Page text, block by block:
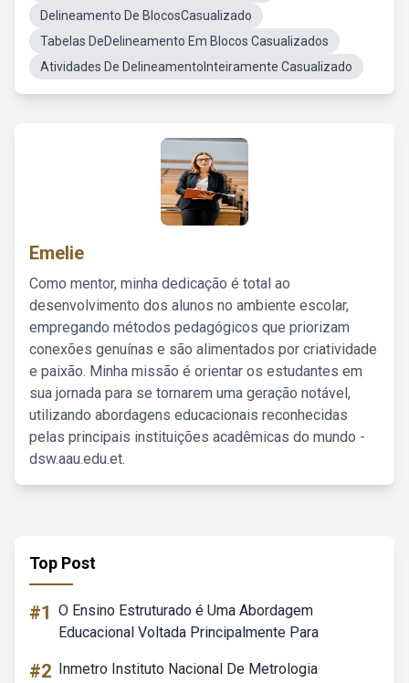
Delineamento De BlocosCasualizado
Tabelas DeDelineamento Em Blocos Casualizados
Atividades De DelineamentoInteiramente Casualizado
Emelie
Como mentor, minha dedicação é total ao
desenvolvimento dos alunos no ambiente escolar,
empregando métodos pedagógicos que priorizam
conexões genuínas e são alimentados por criatividade
e paixão. Minha missão é orientar os estudantes em
sua jornada para se tornarem uma geração notável,
utilizando abordagens educacionais reconhecidas
pelas principais instituições acadêmicas do mundo -
dsw.aau.edu.et.
Top Post
#1 O Ensino Estruturado é Uma Abordagem
Educacional Voltada Principalmente Para
#2 Inmetro Instituto Nacional De Metrologia